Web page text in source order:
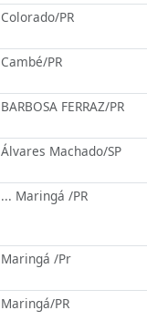
Colorado/PR
Cambé/PR
BARBOSA FERRAZ/PR
Álvares Machado/SP
... Maringá /PR
Maringá /Pr
Maringá/PR